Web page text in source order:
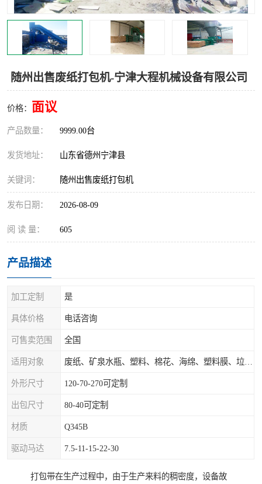
随州出售废纸打包机-宁津大程机械设备有限公司
价格： 面议
产品数量： 9999.00台
发货地址： 山东省德州宁津县
关键词： 随州出售废纸打包机
发布日期： 2026-08-09
阅 读 量： 605
产品描述
加工定制 是
具体价格 电话咨询
可售卖范围 全国
适用对象
外形尺寸 120-70-270可定制
出包尺寸 80-40可定制
材质 Q345B
驱动马达 7.5-11-15-22-30
打包带在生产过程中，由于生产来料的稠密度，设备故
塑料撕碎机 金属撕碎机